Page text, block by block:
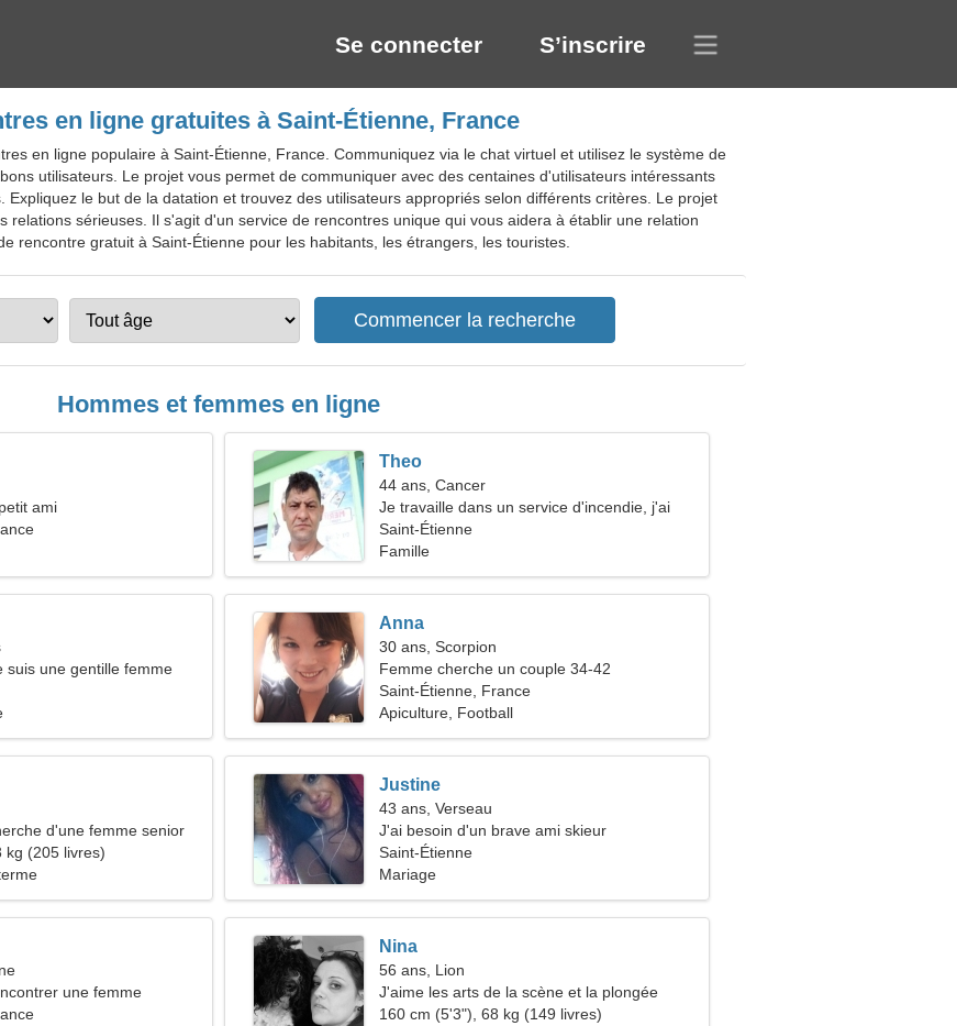
Se connecter S’inscrire
en ligne gratuites à Saint-Étienne, France
en ligne populaire à Saint-Étienne, France. Communiquez via le chat virtuel et utilisez le système de
utilisateurs. Le projet vous permet de communiquer avec des centaines d'utilisateurs intéressants
le but de la datation et trouvez des utilisateurs appropriés selon différents critères. Le projet
relations sérieuses. Il s'agit d'un service de rencontres unique qui vous aidera à établir une relation
rencontre gratuit à Saint-Étienne pour les habitants, les étrangers, les touristes.
Hommes et femmes en ligne
ami
Theo
44 ans, Cancer
Je travaille dans un service d'incendie, j'ai
besoin d'une femme de rêve
Saint-Étienne
Famille
suis une gentille femme
Anna
30 ans, Scorpion
Femme cherche un couple 34-42
Saint-Étienne, France
Apiculture, Football
d'une femme senior
kg (205 livres)
Justine
43 ans, Verseau
J'ai besoin d'un brave ami skieur
Saint-Étienne
Mariage
une femme
Nina
56 ans, Lion
J'aime les arts de la scène et la plongée
160 cm (5'3"), 68 kg (149 livres)